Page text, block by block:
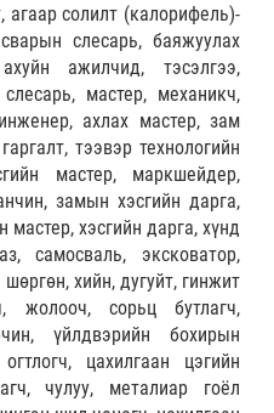
агаар солилт (калорифель)-
слесарь, баяжуулах
ажилчид, тэсэлгээ,
мастер, механикч,
ахлах мастер, зам
тээвэр технологийн
мастер, маркшейдер,
замын хэсгийн дарга,
хэсгийн дарга, хүнд
самосваль, эксковатор,
хийн, дугуйт, гинжит
жолооч, сорьц бутлагч,
үйлдвэрийн бохирын
цахилгаан цэгийн
чулуу, металиар гоёл